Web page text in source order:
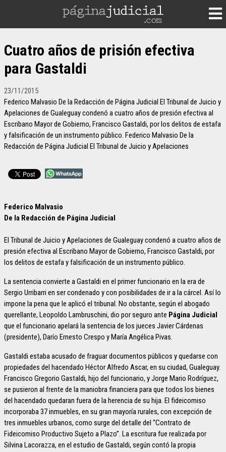
Cuatro años de prisión efectiva
para Gastaldi
23/11/2015
Federico Malvasio De la Redacción de Página Judicial El Tribunal de Juicio y
Apelaciones de Gualeguay condenó a cuatro años de presión efectiva al
Escribano Mayor de Gobierno, Francisco Gastaldi, por los delitos de estafa
y falsificación de un instrumento público. Federico Malvasio De la
Redacción de Página Judicial El Tribunal de Juicio y Apelaciones
Federico Malvasio
De la Redacción de Página Judicial
El Tribunal de Juicio y Apelaciones de Gualeguay condenó a cuatro años de
presión efectiva al Escribano Mayor de Gobierno, Francisco Gastaldi, por
los delitos de estafa y falsificación de un instrumento público.
La sentencia convierte a Gastaldi en el primer funcionario en la era de
Sergio Urribarri en ser condenado y con posibilidades de ir a la cárcel. Así lo
impone la pena que le aplicó el tribunal. No obstante, según el abogado
querellante, Leopoldo Lambruschini, dio por seguro ante Página Judicial
que el funcionario apelará la sentencia de los jueces Javier Cárdenas
(presidente), Darío Ernesto Crespo y María Angélica Pivas.
Gastaldi estaba acusado de fraguar documentos públicos y quedarse con
propiedades del hacendado Héctor Alfredo Ascar, en su ciudad, Gualeguay.
Francisco Gregorio Gastaldi, hijo del funcionario, y Jorge Mario Rodríguez,
se pusieron al frente de la maniobra financiera para que todos los bienes
del hacendado quedaran fuera de la herencia de su hija. El fideicomiso
incorporaba 37 inmuebles, en su gran mayoría rurales, con excepción de
tres inmuebles urbanos, como surge del detalle del “Contrato de
Fideicomiso Productivo Sujeto a Plazo”. La escritura fue realizada por
Silvina Lacorazza, en el estudio de Gastaldi, según contó la propia